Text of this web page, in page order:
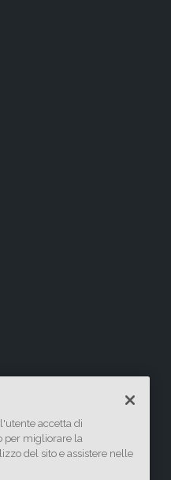
accetta di
per migliorare la
del sito e assistere nelle